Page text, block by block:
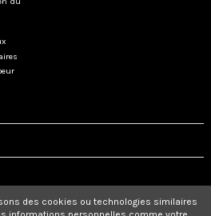
des cookies ou technologies similaires